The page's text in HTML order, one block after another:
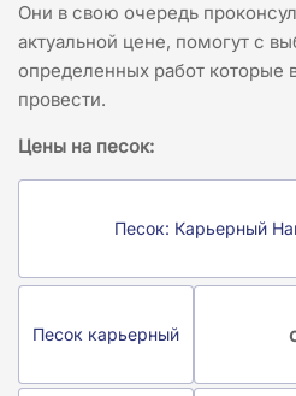
Они в свою очередь
актуальной цене, помогут с
определенных работ которые
провести.
Цены на песок:
Песок: Карьерный
Песок карьерный